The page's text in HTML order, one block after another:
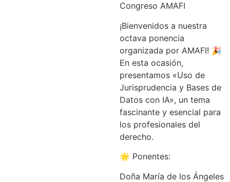
Congreso AMAFI
¡Bienvenidos a nuestra
octava ponencia
organizada por AMAFI! 🎉
En esta ocasión,
presentamos «Uso de
Jurisprudencia y Bases de
Datos con IA», un tema
fascinante y esencial para
los profesionales del
derecho.
🌟 Ponentes:
Doña María de los Ángeles